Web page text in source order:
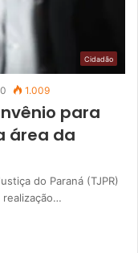
Cidadão
0 1.009
para
área da
do Paraná (TJPR)
realização…